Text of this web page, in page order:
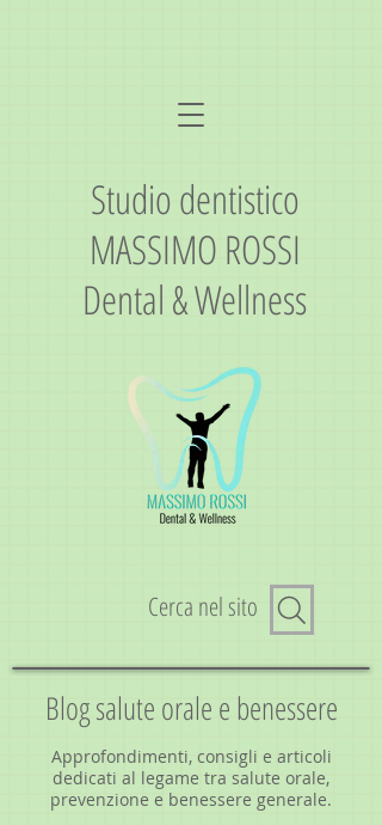
Studio dentistico
MASSIMO ROSSI
Dental & Wellness
Cerca nel sito
Blog salute orale e benessere
Approfondimenti, consigli e articoli
dedicati al legame tra salute orale,
prevenzione e benessere generale.